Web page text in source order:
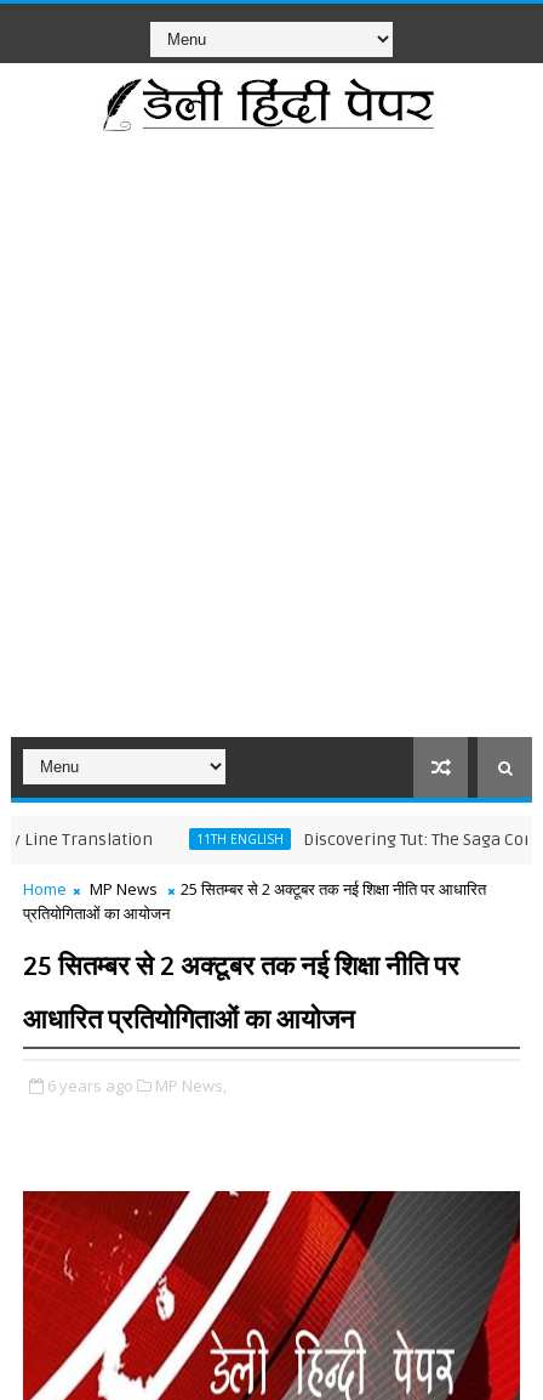
11TH ENGLISH Discovering Tut: The Saga Continues
Home MP News
25 सितम्बर से 2 अक्टूबर तक नई शिक्षा नीति पर आधारित
प्रतियोगिताओं का आयोजन
25 सितम्बर से 2 अक्टूबर तक नई शिक्षा नीति पर
आधारित प्रतियोगिताओं का आयोजन
6 years ago MP News,